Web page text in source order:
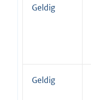
Geldig
Geldig